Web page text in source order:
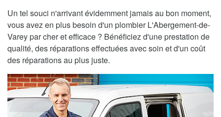
Un tel souci n'arrivant évidemment jamais au bon moment,
vous avez en plus besoin d'un plombier L'Abergement-de-
Varey par cher et efficace ? Bénéficiez d'une prestation de
qualité, des réparations effectuées avec soin et d'un coût
des réparations au plus juste.